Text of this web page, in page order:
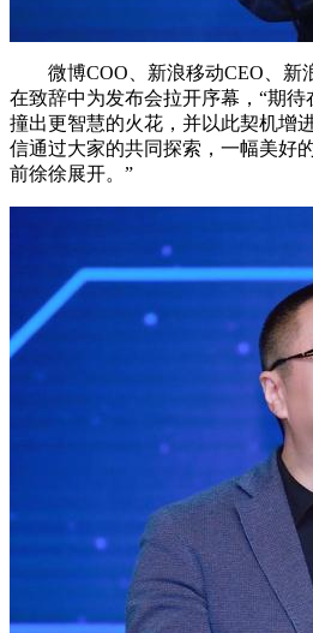
微博COO、新浪移动CEO、新
在致辞中为发布会拉开序幕，“期
撞出更智慧的火花，并以此契机增
信通过大家的共同探索，一幅美好
前徐徐展开。”